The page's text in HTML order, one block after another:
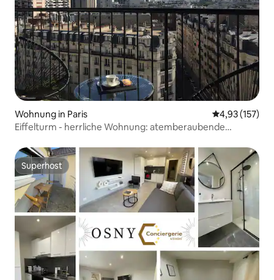
Wohnung in Paris
4,93 (157)
Eiffelturm - herrliche Wohnung: atemberaubende
Superhost
Superhost